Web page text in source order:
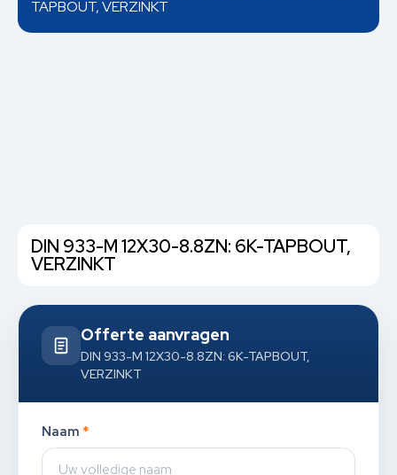
TAPBOUT, VERZINKT
DIN 933-M 12X30-8.8ZN: 6K-TAPBOUT,
VERZINKT
Offerte aanvragen
DIN 933-M 12X30-8.8ZN: 6K-TAPBOUT,
VERZINKT
Naam *